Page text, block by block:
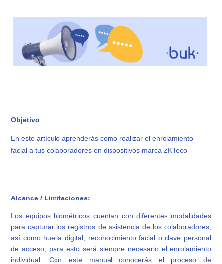
Objetivo:
En este artículo aprenderás como realizar el enrolamiento
facial a tus colaboradores en dispositivos marca ZKTeco
Alcance / Limitaciones:
Los equipos biométricos cuentan con diferentes modalidades
para capturar los registros de asistencia de los colaboradores,
así como huella digital, reconocimiento facial o clave personal
de acceso; para esto será siempre necesario el enrolamiento
individual. Con este manual conocerás el proceso de